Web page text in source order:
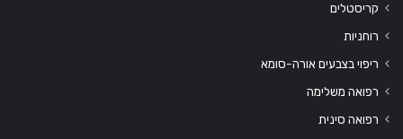
קריסטלים
רוחניות
ריפוי בצבעים אורה-סומא
רפואה משלימה
רפואה סינית